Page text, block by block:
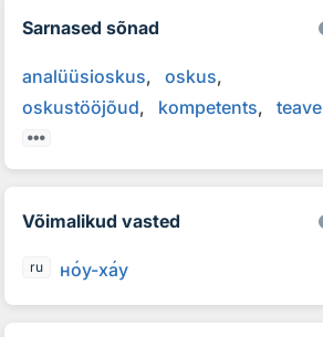
Sarnased sõnad
analüüsioskus
oskus
oskustööjõud
kompetents teave
Võimalikud vasted
ru ноу-хау